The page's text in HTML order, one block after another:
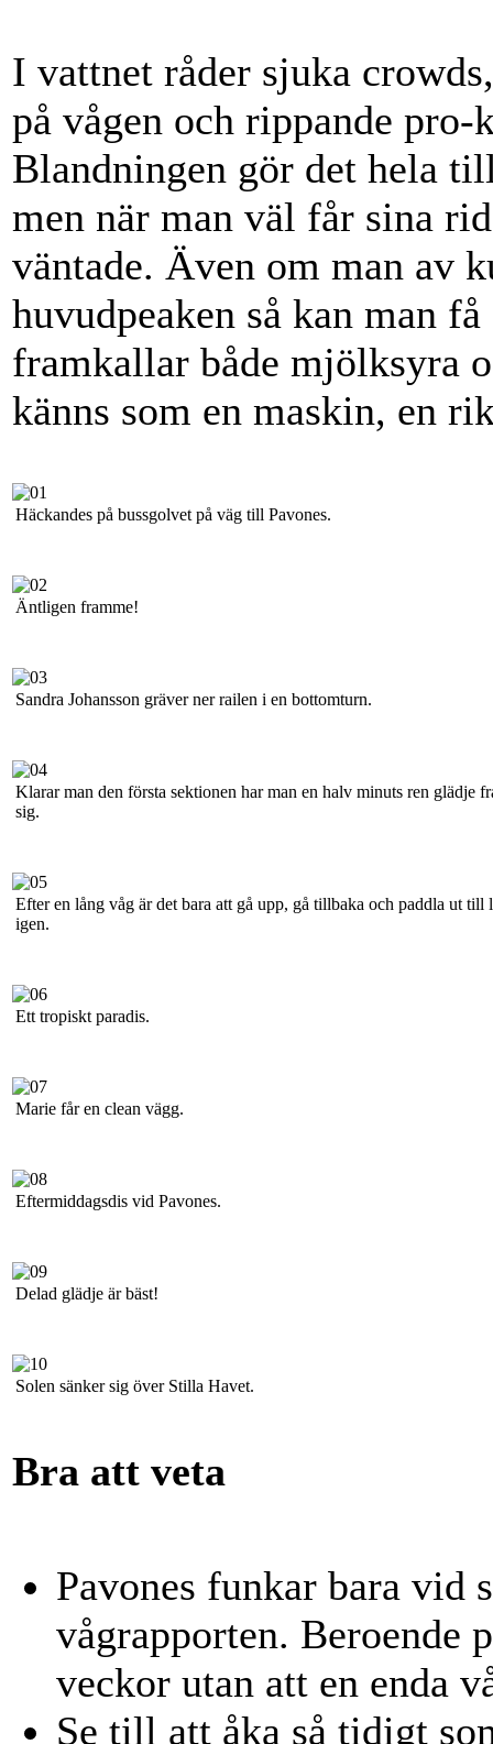
I vattnet råder sjuka
på vågen och rippande
Blandningen gör det hela
men när man väl får sina
väntade. Även om man av
huvudpeaken så kan man
framkallar både mjölksyra
känns som en maskin, en
Häckandes på bussgolvet på väg till Pavones.
Äntligen framme!
Sandra Johansson gräver ner railen i en bottomturn.
Klarar man den första sektionen har man en halv minuts ren glädje
sig.
Efter en lång våg är det bara att gå upp, gå tillbaka och paddla ut till
igen.
Ett tropiskt paradis.
Marie får en clean vägg.
Eftermiddagsdis vid Pavones.
Delad glädje är bäst!
Solen sänker sig över Stilla Havet.
Bra att veta
Pavones funkar bara vid
vågrapporten. Beroende
veckor utan att en enda
Se till att åka så tidigt